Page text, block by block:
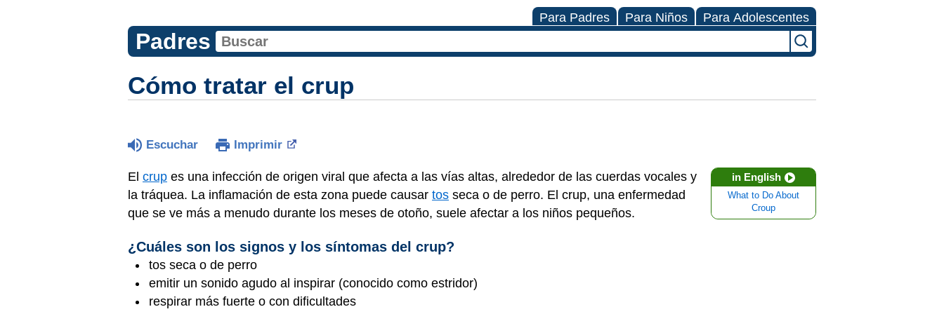
Para Padres Para Niños Para Adolescentes
Padres
Cómo tratar el crup
Escuchar Imprimir
in English
What to Do About
Croup
El crup es una infección de origen viral que afecta a las vías altas, alrededor de las cuerdas vocales y
la tráquea. La inflamación de esta zona puede causar tos seca o de perro. El crup, una enfermedad
que se ve más a menudo durante los meses de otoño, suele afectar a los niños pequeños.
¿Cuáles son los signos y los síntomas del crup?
tos seca o de perro
emitir un sonido agudo al inspirar (conocido como estridor)
respirar más fuerte o con dificultades